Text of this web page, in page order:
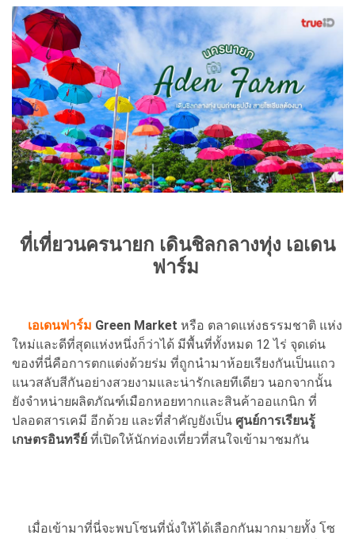
ที่เที่ยวนครนายก เดินชิลกลางทุ่ง เอเดน
ฟาร์ม
เอเดนฟาร์ม Green Market หรือ ตลาดแห่งธรรมชาติ แห่ง
ใหม่และดีที่สุดแห่งหนึ่งก็ว่าได้ มีพื้นที่ทั้งหมด 12 ไร่ จุดเด่น
ของที่นี่คือการตกแต่งด้วยร่ม ที่ถูกนำมาห้อยเรียงกันเป็นแถว
แนวสลับสีกันอย่างสวยงามและน่ารักเลยทีเดียว นอกจากนั้น
ยังจำหน่ายผลิตภัณฑ์เมือกหอยทากและสินค้าออแกนิก ที่
ปลอดสารเคมี อีกด้วย และที่สำคัญยังเป็น ศูนย์การเรียนรู้
เกษตรอินทรีย์ ที่เปิดให้นักท่องเที่ยวที่สนใจเข้ามาชมกัน
เมื่อเข้ามาที่นี่จะพบโซนที่นั่งให้ได้เลือกกันมากมายทั้ง โซ